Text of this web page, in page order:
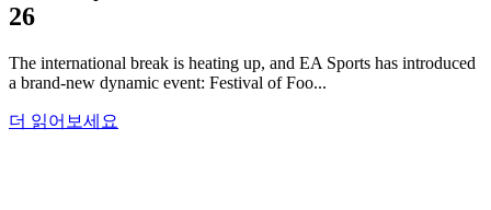
26
The international break is heating up, and EA Sports has introduced
a brand-new dynamic event: Festival of Foo...
더 읽어보세요